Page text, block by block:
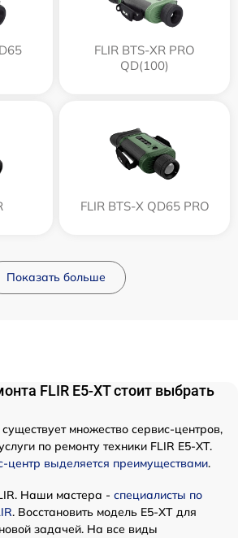
FLIR BTS-XR PRO
QD(100)
FLIR BTS-X QD65 PRO
Показать больше
FLIR E5-XT стоит выбрать
множество сервис-центров,
по ремонту техники FLIR E5-XT.
центр выделяется преимуществами.
Наши мастера - специалисты по
. Восстановить модель E5-XT для
задачей. На все виды